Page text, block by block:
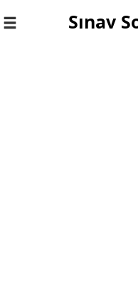
Toggle
Sınav